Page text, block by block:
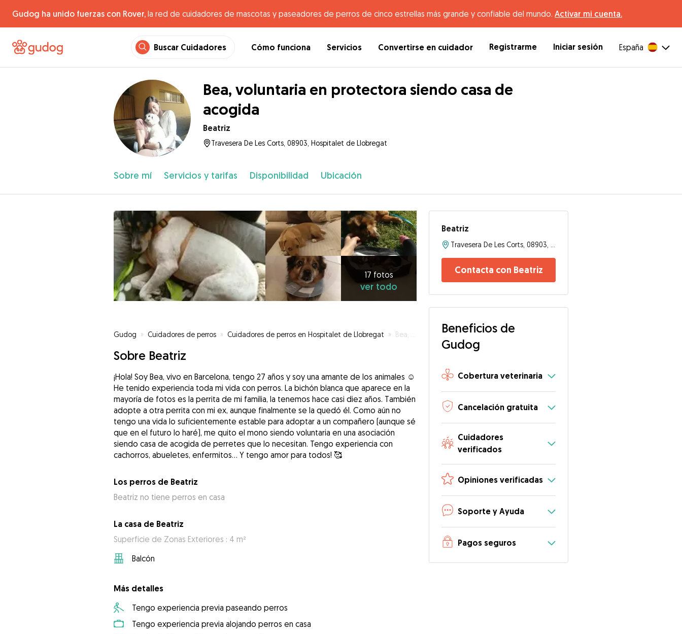
Gudog ha unido fuerzas con Rover, la red de cuidadores de mascotas y paseadores de perros de cinco estrellas más grande y confiable del mundo. Activar mi cuenta.
Buscar Cuidadores Cómo funciona Servicios Convertirse en cuidador Registrarme Iniciar sesión España
Bea, voluntaria en protectora siendo casa de
acogida
Beatriz
Travesera De Les Corts, 08903, Hospitalet de Llobregat
Sobre mí Servicios y tarifas Disponibilidad Ubicación
17 fotos
ver todo
Gudog » Cuidadores de perros » Cuidadores de perros en Hospitalet de Llobregat » Bea, voluntaria en protectora siendo casa de acogida
Sobre Beatriz
¡Hola! Soy Bea, vivo en Barcelona, tengo 27 años y soy una amante de los animales ☺️
He tenido experiencia toda mi vida con perros. La bichón blanca que aparece en la
mayoría de fotos es la perrita de mi familia, la tenemos hace casi diez años. También
adopte a otra perrita con mi ex, aunque finalmente se la quedó él. Como aún no
tengo una vida lo suficientemente estable para adoptar a un compañero (aunque sé
que en el futuro lo haré), me quito el mono siendo voluntaria en una asociación
siendo casa de acogida de perretes que lo necesitan. Tengo experiencia con
cachorros, abueletes, enfermitos... Y tengo amor para todos! 🥰
Los perros de Beatriz
Beatriz no tiene perros en casa
La casa de Beatriz
Superficie de Zonas Exteriores : 4 m²
Balcón
Más detalles
Tengo experiencia previa paseando perros
Tengo experiencia previa alojando perros en casa
Beatriz
Contacta con Beatriz
Beneficios de
Gudog
Cobertura veterinaria
Cancelación gratuita
Cuidadores
verificados
Opiniones verificadas
Soporte y Ayuda
Pagos seguros